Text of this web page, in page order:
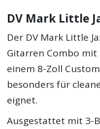
DV Mark Little
Der DV Mark Little
Gitarren Combo
einem 8-Zoll
besonders für
eignet.
Ausgestattet mit 3-